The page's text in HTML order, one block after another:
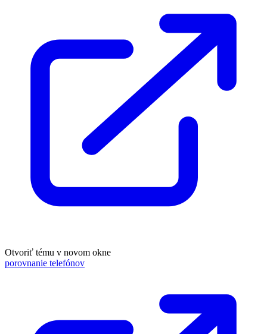
Otvoriť tému v novom okne
porovnanie telefónov